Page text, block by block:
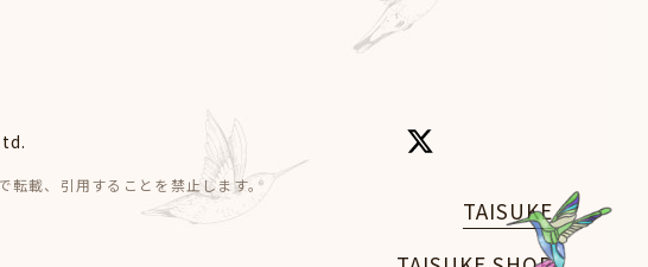
TAISUKE
転載、引用することを禁止します。